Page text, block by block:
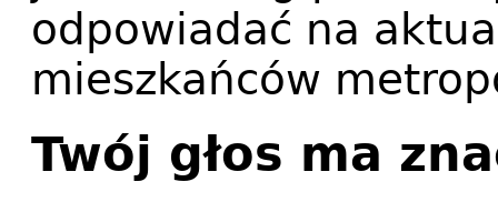
odpowiadać na
mieszkańców
Twój głos ma